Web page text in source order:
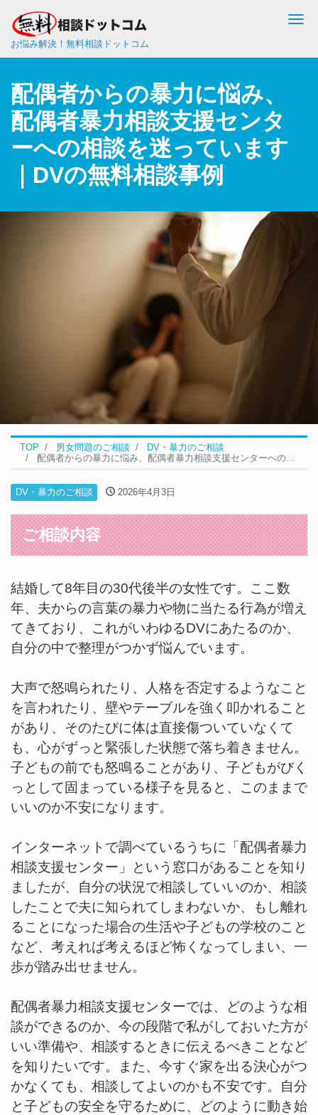
お悩み解決！無料相談ドットコム
配偶者からの暴力に悩み、
配偶者暴力相談支援センタ
ーへの相談を迷っています
｜DVの無料相談事例
TOP 男女問題のご相談
DV・暴力のご相談
配偶者からの暴力に悩み、配偶者暴力相談支援センターへの相談を迷っています｜DVの無料相談事例
DV・暴力のご相談 2026年4月3日
ご相談内容
結婚して8年目の30代後半の女性です。ここ数
年、夫からの言葉の暴力や物に当たる行為が増え
てきており、これがいわゆるDVにあたるのか、
自分の中で整理がつかず悩んでいます。
大声で怒鳴られたり、人格を否定するようなこと
を言われたり、壁やテーブルを強く叩かれること
があり、そのたびに体は直接傷ついていなくて
も、心がずっと緊張した状態で落ち着きません。
子どもの前でも怒鳴ることがあり、子どもがびく
っとして固まっている様子を見ると、このままで
いいのか不安になります。
インターネットで調べているうちに「配偶者暴力
相談支援センター」という窓口があることを知り
ましたが、自分の状況で相談していいのか、相談
したことで夫に知られてしまわないか、もし離れ
ることになった場合の生活や子どもの学校のこと
など、考えれば考えるほど怖くなってしまい、一
歩が踏み出せません。
配偶者暴力相談支援センターでは、どのような相
談ができるのか、今の段階で私がしておいた方が
いい準備や、相談するときに伝えるべきことなど
を知りたいです。また、今すぐ家を出る決心がつ
かなくても、相談してよいのかも不安です。自分
と子どもの安全を守るために、どのように動き始